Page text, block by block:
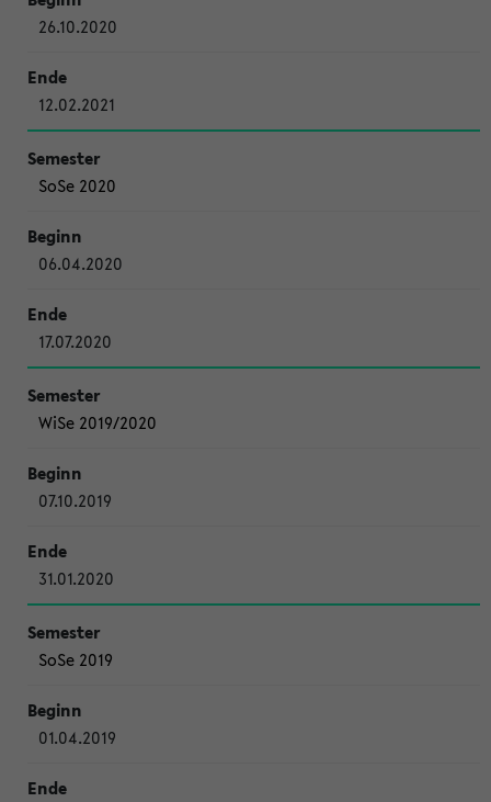
26.10.2020
12.02.2021
SoSe 2020
06.04.2020
17.07.2020
WiSe 2019/2020
07.10.2019
31.01.2020
SoSe 2019
01.04.2019